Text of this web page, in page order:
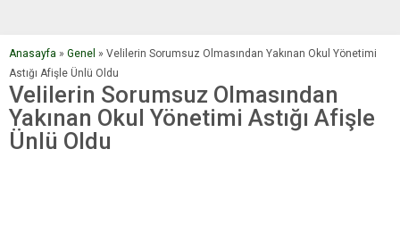
Anasayfa » Genel » Velilerin Sorumsuz Olmasından Yakınan Okul Yönetimi
Astığı Afişle Ünlü Oldu
Velilerin Sorumsuz Olmasından
Yakınan Okul Yönetimi Astığı Afişle
Ünlü Oldu